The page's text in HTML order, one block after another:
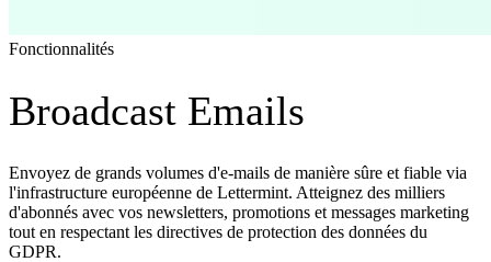
Fonctionnalités
Broadcast Emails
Envoyez de grands volumes d'e-mails de manière sûre et fiable via
l'infrastructure européenne de Lettermint. Atteignez des milliers
d'abonnés avec vos newsletters, promotions et messages marketing
tout en respectant les directives de protection des données du
GDPR.